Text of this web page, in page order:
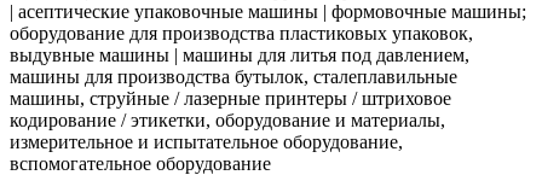
| асептические упаковочные машины | формовочные машины;
оборудование для производства пластиковых упаковок,
выдувные машины | машины для литья под давлением,
машины для производства бутылок, сталеплавильные
машины, струйные / лазерные принтеры / штриховое
кодирование / этикетки, оборудование и материалы,
измерительное и испытательное оборудование,
вспомогательное оборудование